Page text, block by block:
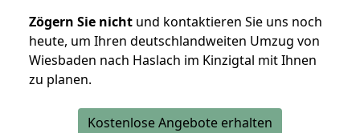
Zögern Sie nicht und kontaktieren Sie uns noch
heute, um Ihren deutschlandweiten Umzug von
Wiesbaden nach Haslach im Kinzigtal mit Ihnen
zu planen.
Kostenlose Angebote erhalten